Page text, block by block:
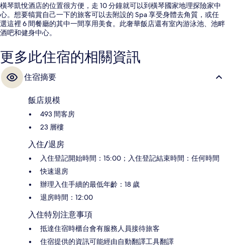
橫琴凱悅酒店的位置很方便，走 10 分鐘就可以到橫琴國家地理探險家中
心。想要犒賞自己一下的旅客可以去附設的 Spa 享受身體去角質，或任
選這裡 6 間餐廳的其中一間享用美食。此奢華飯店還有室內游泳池、池畔
酒吧和健身中心。
更多此住宿的相關資訊
住宿摘要
飯店規模
493 間客房
23 層樓
入住/退房
入住登記開始時間：15:00；入住登記結束時間：任何時間
快速退房
辦理入住手續的最低年齡：18 歲
退房時間：12:00
入住特別注意事項
抵達住宿時櫃台會有服務人員接待旅客
住宿提供的資訊可能經由自動翻譯工具翻譯